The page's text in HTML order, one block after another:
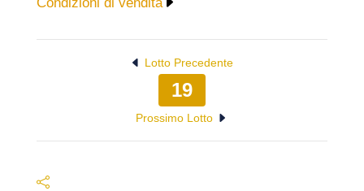
Lotto Precedente
19
Prossimo Lotto